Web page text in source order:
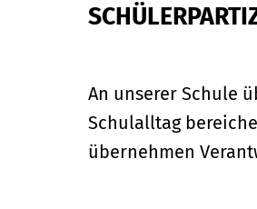
An unserer Schule
Schulalltag
übernehmen